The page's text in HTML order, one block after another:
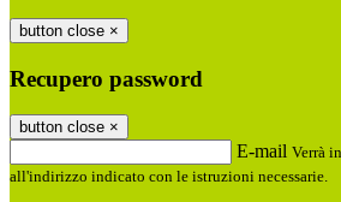
button close ×
Recupero password
button close ×
E-mail Verrà
all'indirizzo indicato con le istruzioni necessarie.